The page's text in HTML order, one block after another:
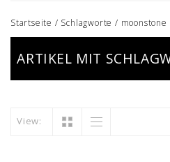
Startseite / Schlagworte / moonstone
ARTIKEL MIT
View: